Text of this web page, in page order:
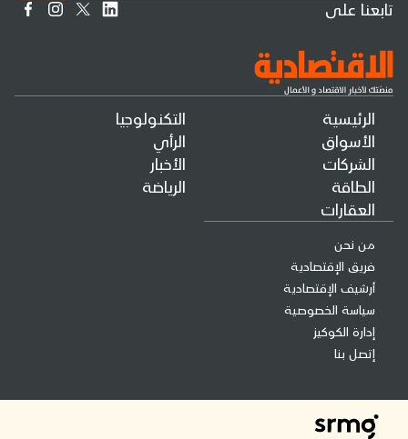
الرئيسية
الأسواق
الشركات
الطاقة
العقارات
التكنولوجيا
الرأي
الأخبار
الرياضة
من نحن
فريق الإقتصادية
أرشيف الإقتصادية
سياسة الخصوصية
إدارة الكوكيز
إتصل بنا
تابعنا على